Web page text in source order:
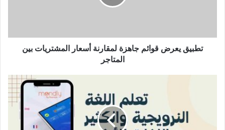
المتاجر
تطبيق يعرض قوائم جاهزة لمقارنة أسعار المشتريات بين
المتاجر